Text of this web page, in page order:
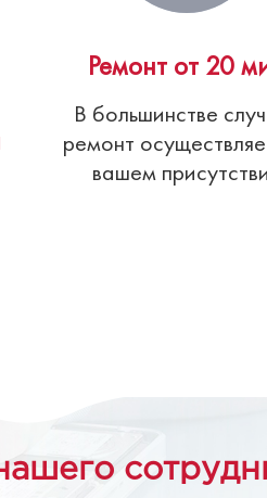
Ремонт от 20
В большинстве
ремонт
вашем